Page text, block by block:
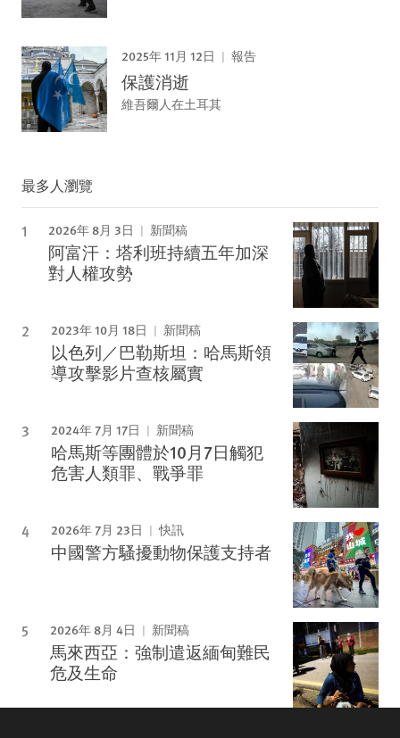
2025年 11月 12日 報告
保護消逝
維吾爾人在土耳其
最多人瀏覽
2026年 8月 3日 新聞稿
阿富汗：塔利班持續五年加深
對人權攻勢
2023年 10月 18日 新聞稿
以色列／巴勒斯坦：哈馬斯領
導攻擊影片查核屬實
2024年 7月 17日 新聞稿
哈馬斯等團體於10月7日觸犯
危害人類罪、戰爭罪
2026年 7月 23日 快訊
中國警方騷擾動物保護支持者
2026年 8月 4日 新聞稿
馬來西亞：強制遣返緬甸難民
危及生命